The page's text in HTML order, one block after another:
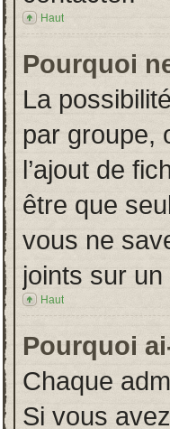
Haut
Pourquoi
La
par groupe,
l’ajout de
être que
vous ne
joints sur un
Haut
Pourquoi
Chaque
Si vous